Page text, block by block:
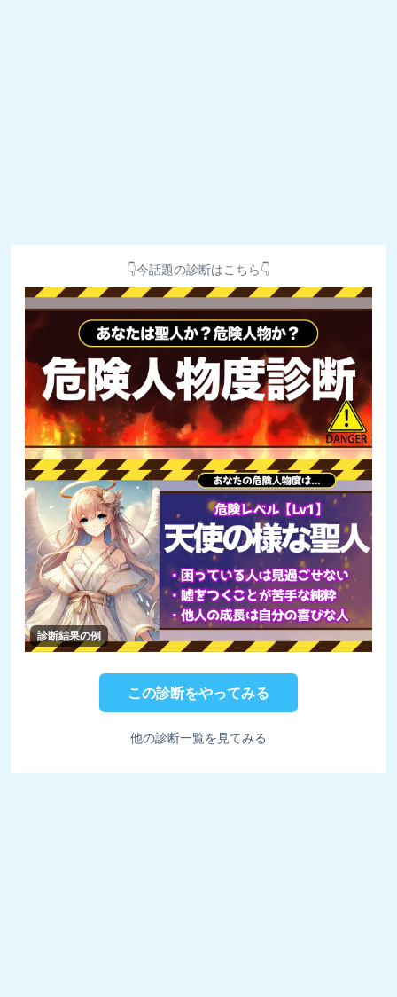
👇今話題の診断はこちら👇
診断結果の例
この診断をやってみる
他の診断一覧を見てみる